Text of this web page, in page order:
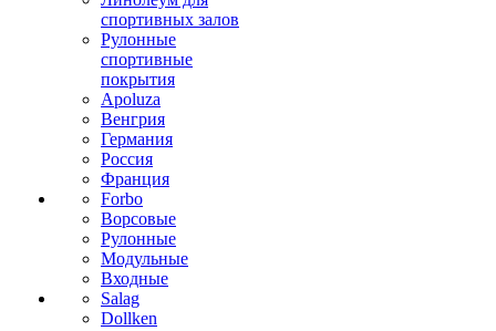
спортивных залов
Рулонные
спортивные
покрытия
Apoluza
Венгрия
Германия
Россия
Франция
Forbo
Ворсовые
Рулонные
Модульные
Входные
Salag
Dollken